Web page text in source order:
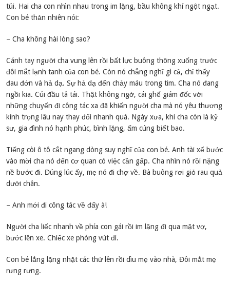
túi. Hai cha con nhìn nhau trong im lặng, bầu không khí ngột ngạt.
Con bé thản nhiên nói:
– Cha không hài lòng sao?
Cánh tay người cha vung lên rồi bất lực buông thõng xuống trước
đôi mắt lạnh tanh của con bé. Còn nó chẳng nghĩ gì cả, chỉ thấy
đau đớn và hả dạ. Sự hả dạ đến chảy máu trong tim. Cha nó đang
ngồi kia. Cúi đầu tâ tái. Thật không ngờ, cái ghế giám đốc với
những chuyến đi công tác xa đã khiến người cha mà nó yêu thương
kính trọng lâu nay thay đổi nhanh quá. Ngày xưa, khi cha còn là kỹ
sư, gia đình nó hạnh phúc, bình lặng, ấm cúng biết bao.
Tiếng còi ô tô cắt ngang dòng suy nghĩ của con bé. Anh tài xế bước
vào mời cha nó đến cơ quan có việc cần gấp. Cha nhìn nó rồi nặng
nề bước đi. Đúng lúc ấy, mẹ nó đi chợ về. Bà buông rơi giỏ rau quả
dưới chân.
– Anh mới đi công tác về đấy à!
Người cha liếc nhanh về phía con gái rồi im lặng đi qua mặt vợ,
bước lên xe. Chiếc xe phóng vút đi.
Con bé lẳng lặng nhặt các thứ lên rồi dìu mẹ vào nhà, Đôi mắt mẹ
rưng rưng.